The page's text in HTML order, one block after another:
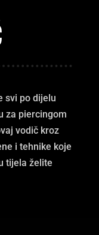
svi po dijelu
za piercingom
vodič kroz
i tehnike koje
tijela želite